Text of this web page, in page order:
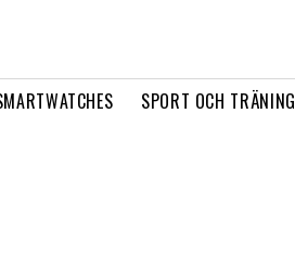
SPORT OCH TRÄNING